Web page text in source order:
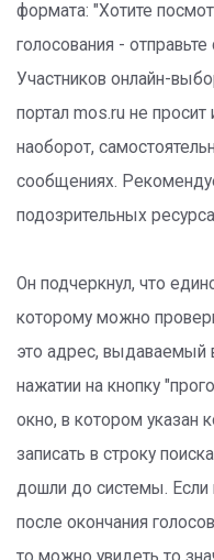
формата: "Хотите
голосования -
Участников онлайн-
портал mos.ru не просит
наоборот,
сообщениях.
подозрительных
Он подчеркнул, что
которому можно
это адрес, выдаваемый
нажатии на кнопку
окно, в котором указан
записать в строку
дошли до системы. Если
после окончания